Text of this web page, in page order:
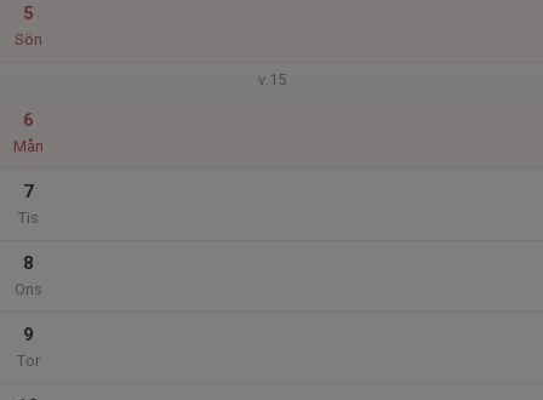
5
Sön
v.15
6
Mån
7
Tis
8
Ons
9
Tor